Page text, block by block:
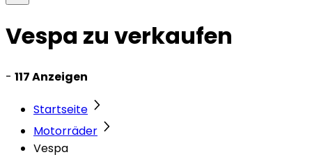
Vespa zu verkaufen
- 117 Anzeigen
Startseite
Motorräder
Vespa